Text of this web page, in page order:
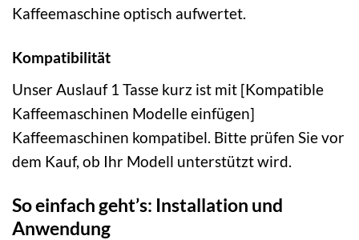
Kaffeemaschine optisch aufwertet.
Kompatibilität
Unser Auslauf 1 Tasse kurz ist mit [Kompatible
Kaffeemaschinen Modelle einfügen]
Kaffeemaschinen kompatibel. Bitte prüfen Sie vor
dem Kauf, ob Ihr Modell unterstützt wird.
So einfach geht’s: Installation und
Anwendung